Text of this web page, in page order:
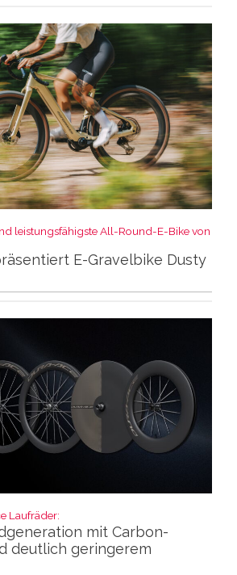
leistungsfähigste All-Round-E-Bike von
E-Gravelbike Dusty
Laufräder:
mit Carbon-
deutlich geringerem